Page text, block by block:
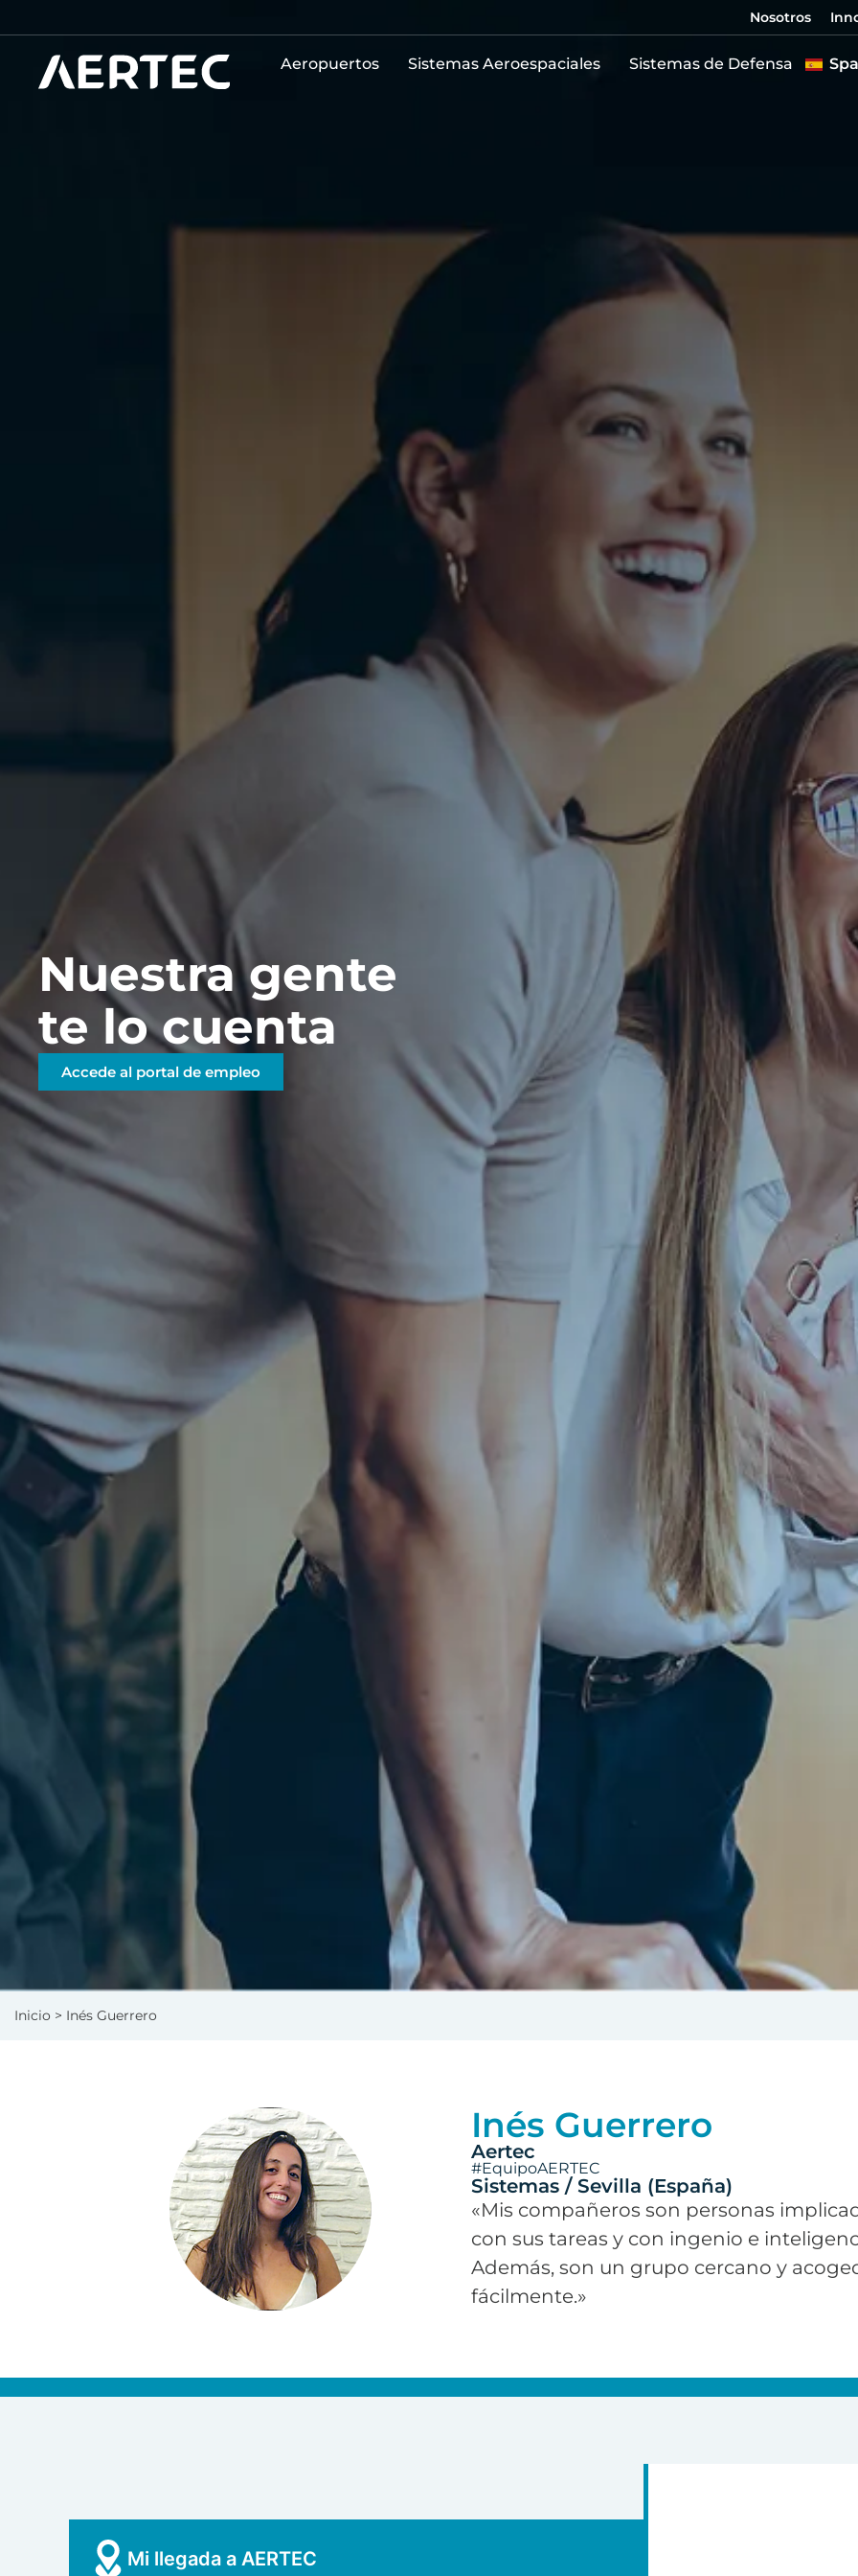
Nosotros
Aeropuertos Sistemas Aeroespaciales Sistemas de Defensa
Nuestra gente
te lo cuenta
Accede al portal de empleo
Inicio > Inés Guerrero
Inés Guerrero
Aertec
#EquipoAERTEC
Sistemas / Sevilla (España)
«Mis compañeros son personas
con sus tareas y con ingenio e
Además, son un grupo cercano y
fácilmente.»
Mi llegada a AERTEC